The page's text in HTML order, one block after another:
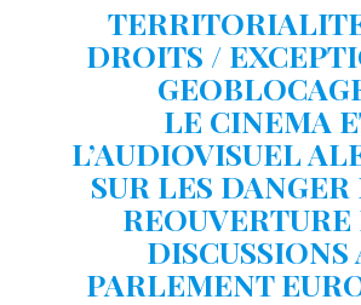
DROITS /
LE CINEMA
L’AUDIOVISUEL
SUR LES DANGER
REOUVERTURE
DISCUSSIONS
PARLEMENT